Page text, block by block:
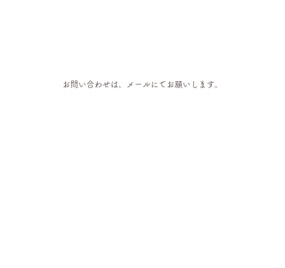
お問い合わせは、メールにてお願いします。